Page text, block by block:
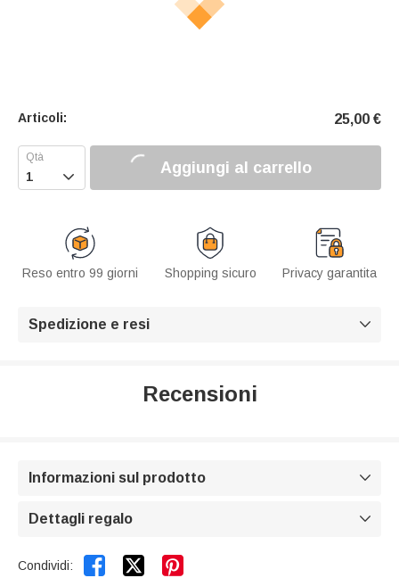
Articoli: 25,00 €
 Aggiungi al carrello
Reso entro 99 giorni Shopping sicuro Privacy garantita
Spedizione e resi 
Recensioni
Informazioni sul prodotto 
Dettagli regalo 
Condividi:  